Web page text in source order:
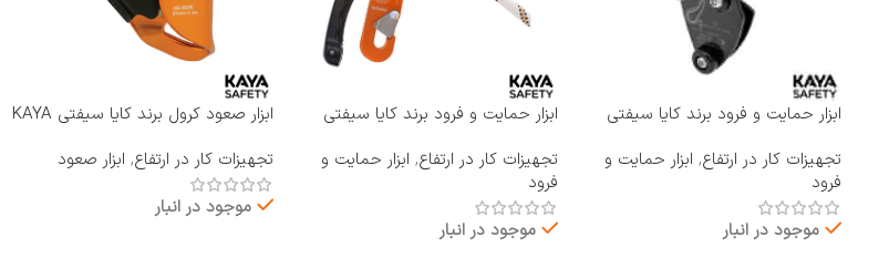
ابزار حمایت و فرود برند کایا سیفتی
تجهیزات کار در ارتفاع, ابزار حمایت و
فرود
موجود در انبار
ابزار حمایت و فرود برند کایا سیفتی
تجهیزات کار در ارتفاع, ابزار حمایت و
فرود
موجود در انبار
ابزار صعود کرول برند کایا سیفتی KAYA
تجهیزات کار در ارتفاع, ابزار صعود
موجود در انبار